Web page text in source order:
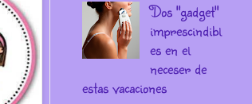
Dos "gadget"
imprescindibl
es en el
neceser de
estas vacaciones